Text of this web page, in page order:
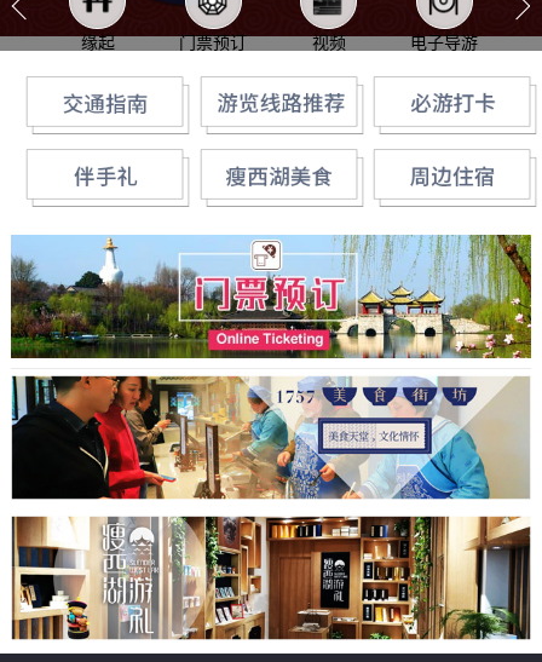
缘起 门票预订 视频 电子导游